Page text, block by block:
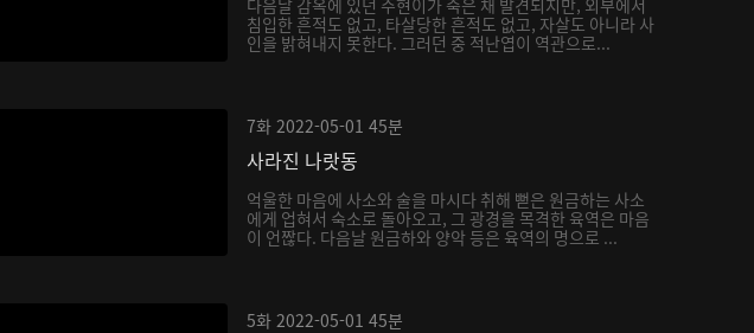
다음날 감옥에 있던 주현이가 죽은 채 발견되지만, 외부에서
침입한 흔적도 없고, 타살당한 흔적도 없고, 자살도 아니라 사
인을 밝혀내지 못한다. 그러던 중 적난엽이 역관으로...
7화 2022-05-01 45분
사라진 나랏동
억울한 마음에 사소와 술을 마시다 취해 뻗은 원금하는 사소
에게 업혀서 숙소로 돌아오고, 그 광경을 목격한 육역은 마음
이 언짢다. 다음날 원금하와 양악 등은 육역의 명으로 ...
5화 2022-05-01 45분